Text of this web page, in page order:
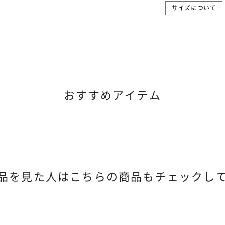
サイズについて
おすすめアイテム
を見た人は こちらの商品もチェックし